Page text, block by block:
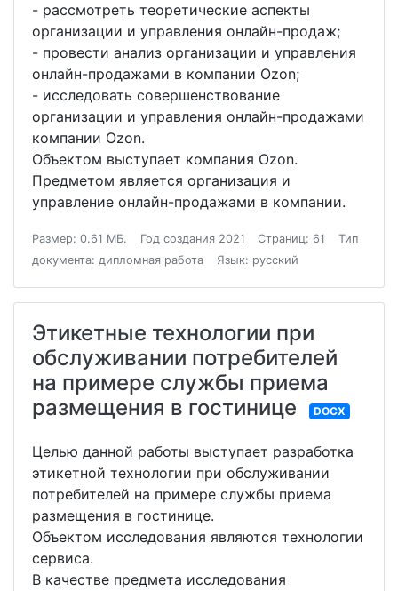
- рассмотреть теоретические аспекты
организации и управления онлайн-продаж;
- провести анализ организации и управления
онлайн-продажами в компании Ozon;
- исследовать совершенствование
организации и управления онлайн-продажами
компании Ozon.
Объектом выступает компания Ozon.
Предметом является организация и
управление онлайн-продажами в компании.
Размер: 0.61 МБ. Год создания 2021 Страниц: 61
Тип
документа: дипломная работа
Язык: русский
Этикетные технологии при
обслуживании потребителей
на примере службы приема
размещения в гостинице
DOCX
Целью данной работы выступает разработка
этикетной технологии при обслуживании
потребителей на примере службы приема
размещения в гостинице.
Объектом исследования являются технологии
сервиса.
В качестве предмета исследования